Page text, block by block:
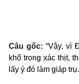
Câu gốc: “Vậy, vì
khổ trong xác thịt,
lấy ý đó làm giáp